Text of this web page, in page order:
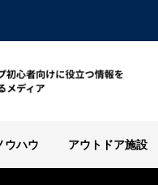
ウハウ アウトドア施設